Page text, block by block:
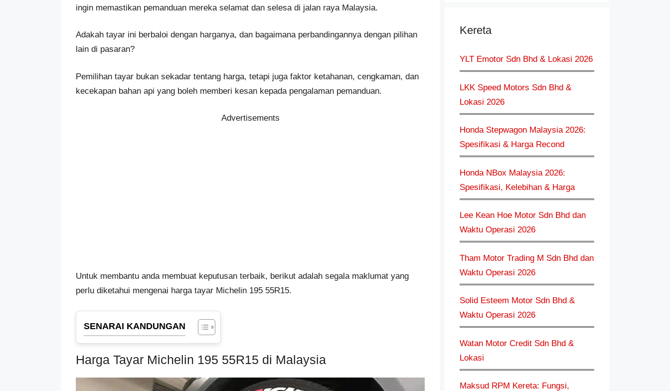
ingin memastikan pemanduan mereka selamat dan selesa di jalan raya Malaysia.
Adakah tayar ini berbaloi dengan harganya, dan bagaimana perbandingannya dengan pilihan
lain di pasaran?
Pemilihan tayar bukan sekadar tentang harga, tetapi juga faktor ketahanan, cengkaman, dan
kecekapan bahan api yang boleh memberi kesan kepada pengalaman pemanduan.
Advertisements
Untuk membantu anda membuat keputusan terbaik, berikut adalah segala maklumat yang
perlu diketahui mengenai harga tayar Michelin 195 55R15.
SENARAI KANDUNGAN
Harga Tayar Michelin 195 55R15 di Malaysia
Kereta
YLT Emotor Sdn Bhd & Lokasi 2026
LKK Speed Motors Sdn Bhd &
Lokasi 2026
Honda Stepwagon Malaysia 2026:
Spesifikasi & Harga Recond
Honda NBox Malaysia 2026:
Spesifikasi, Kelebihan & Harga
Lee Kean Hoe Motor Sdn Bhd dan
Waktu Operasi 2026
Tham Motor Trading M Sdn Bhd dan
Waktu Operasi 2026
Solid Esteem Motor Sdn Bhd &
Waktu Operasi 2026
Watan Motor Credit Sdn Bhd &
Lokasi
Maksud RPM Kereta: Fungsi,